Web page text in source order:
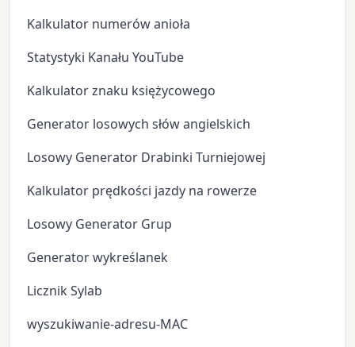
Kalkulator numerów anioła
Statystyki Kanału YouTube
Kalkulator znaku księżycowego
Generator losowych słów angielskich
Losowy Generator Drabinki Turniejowej
Kalkulator prędkości jazdy na rowerze
Losowy Generator Grup
Generator wykreślanek
Licznik Sylab
wyszukiwanie-adresu-MAC